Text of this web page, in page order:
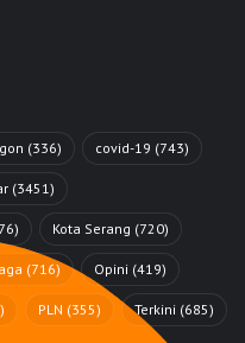
(336) covid-19 (743)
(3451)
Kota Serang (720)
(716) Opini (419)
PLN (355) Terkini (685)